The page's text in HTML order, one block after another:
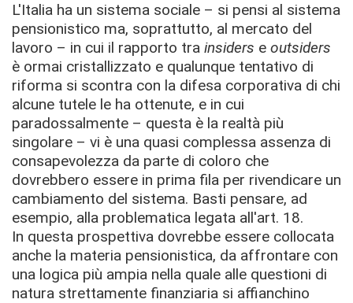
L'Italia ha un sistema sociale – si pensi al sistema
pensionistico ma, soprattutto, al mercato del
lavoro – in cui il rapporto tra insiders e outsiders
è ormai cristallizzato e qualunque tentativo di
riforma si scontra con la difesa corporativa di chi
alcune tutele le ha ottenute, e in cui
paradossalmente – questa è la realtà più
singolare – vi è una quasi complessa assenza di
consapevolezza da parte di coloro che
dovrebbero essere in prima fila per rivendicare un
cambiamento del sistema. Basti pensare, ad
esempio, alla problematica legata all'art. 18.
In questa prospettiva dovrebbe essere collocata
anche la materia pensionistica, da affrontare con
una logica più ampia nella quale alle questioni di
natura strettamente finanziaria si affianchino